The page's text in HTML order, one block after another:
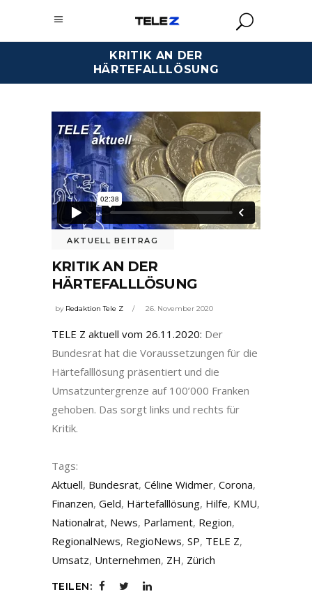
KRITIK AN DER
HÄRTEFALLLÖSUNG
AKTUELL BEITRAG
KRITIK AN DER
HÄRTEFALLLÖSUNG
by Redaktion Tele Z 26. November 2020
TELE Z aktuell vom 26.11.2020: Der
Bundesrat hat die Voraussetzungen für die
Härtefalllösung präsentiert und die
Umsatzuntergrenze auf 100’000 Franken
gehoben. Das sorgt links und rechts für
Kritik.
Tags:
Aktuell, Bundesrat, Céline Widmer, Corona,
Finanzen, Geld, Härtefalllösung, Hilfe, KMU,
Nationalrat, News, Parlament, Region,
RegionalNews, RegioNews, SP, TELE Z,
Umsatz, Unternehmen, ZH, Zürich
TEILEN: